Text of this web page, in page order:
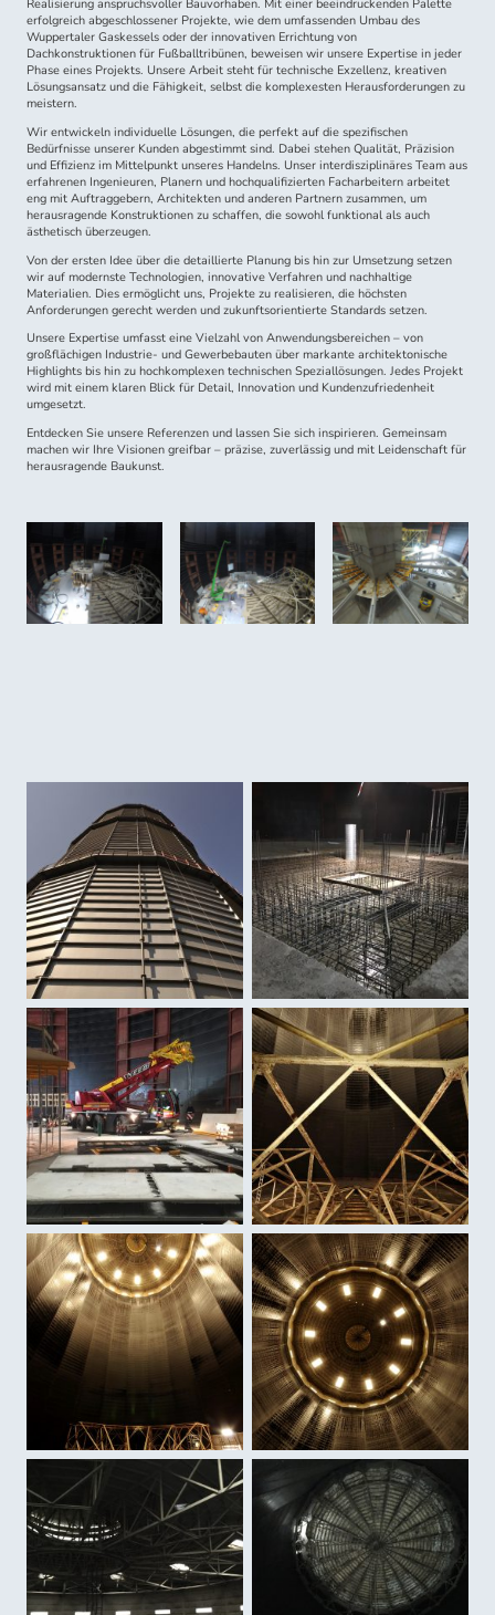
Realisierung anspruchsvoller Bauvorhaben. Mit einer beeindruckenden Palette
erfolgreich abgeschlossener Projekte, wie dem umfassenden Umbau des
Wuppertaler Gaskessels oder der innovativen Errichtung von
Dachkonstruktionen für Fußballtribünen, beweisen wir unsere Expertise in jeder
Phase eines Projekts. Unsere Arbeit steht für technische Exzellenz, kreativen
Lösungsansatz und die Fähigkeit, selbst die komplexesten Herausforderungen zu
meistern.
Wir entwickeln individuelle Lösungen, die perfekt auf die spezifischen
Bedürfnisse unserer Kunden abgestimmt sind. Dabei stehen Qualität, Präzision
und Effizienz im Mittelpunkt unseres Handelns. Unser interdisziplinäres Team aus
erfahrenen Ingenieuren, Planern und hochqualifizierten Facharbeitern arbeitet
eng mit Auftraggebern, Architekten und anderen Partnern zusammen, um
herausragende Konstruktionen zu schaffen, die sowohl funktional als auch
ästhetisch überzeugen.
Von der ersten Idee über die detaillierte Planung bis hin zur Umsetzung setzen
wir auf modernste Technologien, innovative Verfahren und nachhaltige
Materialien. Dies ermöglicht uns, Projekte zu realisieren, die höchsten
Anforderungen gerecht werden und zukunftsorientierte Standards setzen.
Unsere Expertise umfasst eine Vielzahl von Anwendungsbereichen – von
großflächigen Industrie- und Gewerbebauten über markante architektonische
Highlights bis hin zu hochkomplexen technischen Speziallösungen. Jedes Projekt
wird mit einem klaren Blick für Detail, Innovation und Kundenzufriedenheit
umgesetzt.
Entdecken Sie unsere Referenzen und lassen Sie sich inspirieren. Gemeinsam
machen wir Ihre Visionen greifbar – präzise, zuverlässig und mit Leidenschaft für
herausragende Baukunst.